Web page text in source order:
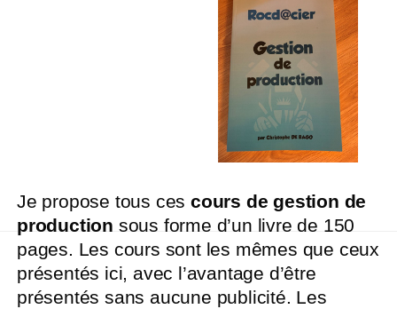
Je propose tous ces cours de gestion de
production sous forme d’un livre de 150
pages. Les cours sont les mêmes que ceux
présentés ici, avec l’avantage d’être
présentés sans aucune publicité. Les